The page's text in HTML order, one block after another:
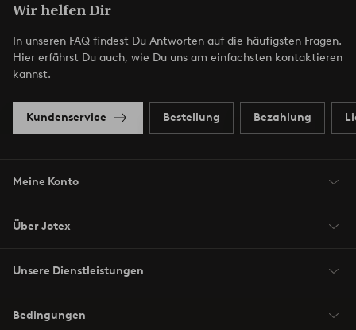
Wir helfen Dir
In unseren FAQ findest Du Antworten auf die häufigsten Fragen.
Hier erfährst Du auch, wie Du uns am einfachsten kontaktieren
kannst.
Kundenservice Bestellung Bezahlung
Meine Konto
Über Jotex
Unsere Dienstleistungen
Bedingungen